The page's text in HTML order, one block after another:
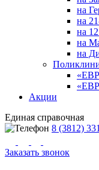
на
на
на
на
на
Акции
Единая справочная
8 (3812)
Заказать звонок